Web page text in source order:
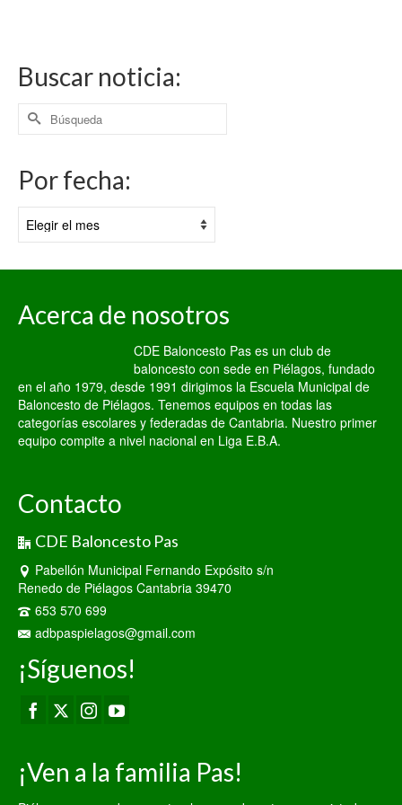
Buscar noticia:
Buscar
por:
Por fecha:
fecha:
Acerca de nosotros
CDE Baloncesto Pas es un club de
baloncesto con sede en Piélagos, fundado
en el año 1979, desde 1991 dirigimos la Escuela Municipal de
Baloncesto de Piélagos. Tenemos equipos en todas las
categorías escolares y federadas de Cantabria. Nuestro primer
equipo compite a nivel nacional en Liga E.B.A.
Contacto
CDE Baloncesto Pas
Pabellón Municipal Fernando Expósito s/n
Renedo de Piélagos Cantabria 39470
653 570 699
adbpaspielagos@gmail.com
¡Síguenos!
¡Ven a la familia Pas!